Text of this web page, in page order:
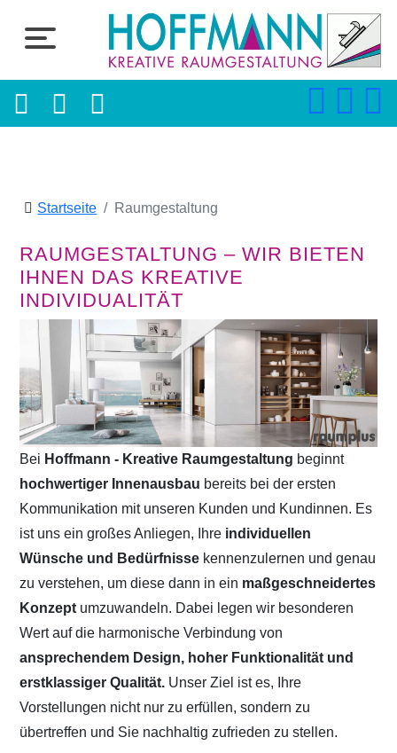
Startseite Raumgestaltung
RAUMGESTALTUNG – WIR BIETEN
IHNEN DAS KREATIVE
INDIVIDUALITÄT
Bei Hoffmann - Kreative Raumgestaltung beginnt
hochwertiger Innenausbau bereits bei der ersten
Kommunikation mit unseren Kunden und Kundinnen. Es
ist uns ein großes Anliegen, Ihre individuellen
Wünsche und Bedürfnisse kennenzulernen und genau
zu verstehen, um diese dann in ein maßgeschneidertes
Konzept umzuwandeln. Dabei legen wir besonderen
Wert auf die harmonische Verbindung von
ansprechendem Design, hoher Funktionalität und
erstklassiger Qualität. Unser Ziel ist es, Ihre
Vorstellungen nicht nur zu erfüllen, sondern zu
übertreffen und Sie nachhaltig zufrieden zu stellen.